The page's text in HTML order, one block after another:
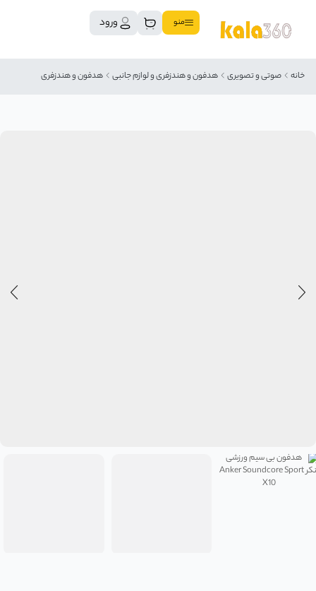
منو ورود
خانه صوتی و تصویری هدفون و هندزفری و لوازم جانبی هدفون و هندزفری